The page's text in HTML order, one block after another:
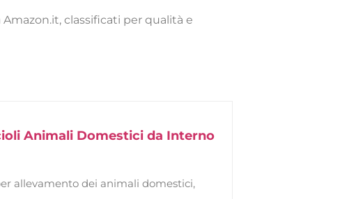
classificati per qualità e
Animali Domestici da Interno
allevamento dei animali domestici,